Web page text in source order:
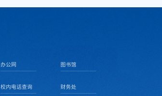
办公网 图书馆
校内电话查询 财务处